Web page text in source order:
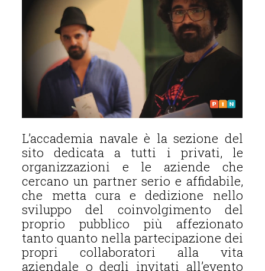
L’accademia navale è la sezione del
sito dedicata a tutti i privati, le
organizzazioni e le aziende che
cercano un partner serio e affidabile,
che metta cura e dedizione nello
sviluppo del coinvolgimento del
proprio pubblico più affezionato
tanto quanto nella partecipazione dei
propri collaboratori alla vita
aziendale o degli invitati all’evento